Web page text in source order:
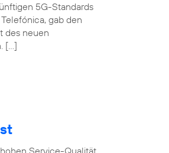
5G-Standards
gab den
des neuen
[…]
Service-Qualität